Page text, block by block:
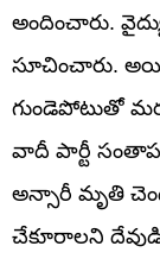
అందించారు.
సూచించారు.
గుండెపోటుతో
వాదీ పార్టీ
అన్సారీ మృతి
చేకూరాలని